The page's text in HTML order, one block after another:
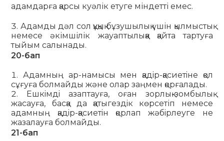
адамдарға қарсы куәлік етуге міндетті емес.
Адамды дәл сол құқық бұзушылық үшін қылмыстық
не­ме­се әкімшілік жауаптылыққа қайта тартуға
тыйым салынады.
20-бап
Адамның ар-намысы мен қадiр-қасиетiне қол
сұғуға болмайды және олар заңмен қорғалады.
Ешкiмдi азаптауға, оған зорлық-зомбылық
жасауға, басқа да қатыгездiк көрсетіп немесе
адамның қадiр-қасиетiн қорлап жәбiрлеуге не
жазалауға болмайды.
21-бап